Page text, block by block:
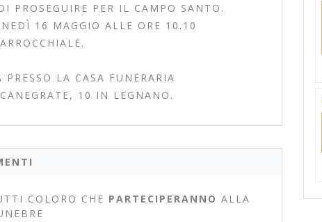
PROSEGUIRE PER IL CAMPO SANTO.
16 MAGGIO ALLE ORE 10.10
LA CASA FUNERARIA
10 IN LEGNANO.
COLORO CHE PARTECIPERANNO ALLA